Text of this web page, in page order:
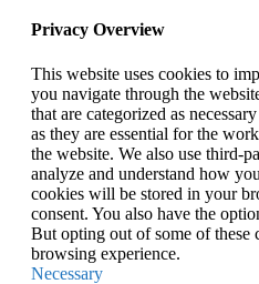
Privacy Overview
This website uses cookies to
you navigate through the
that are categorized as
as they are essential for the
the website. We also use third-
analyze and understand how
cookies will be stored in your
consent. You also have the
But opting out of some of these
browsing experience.
Necessary